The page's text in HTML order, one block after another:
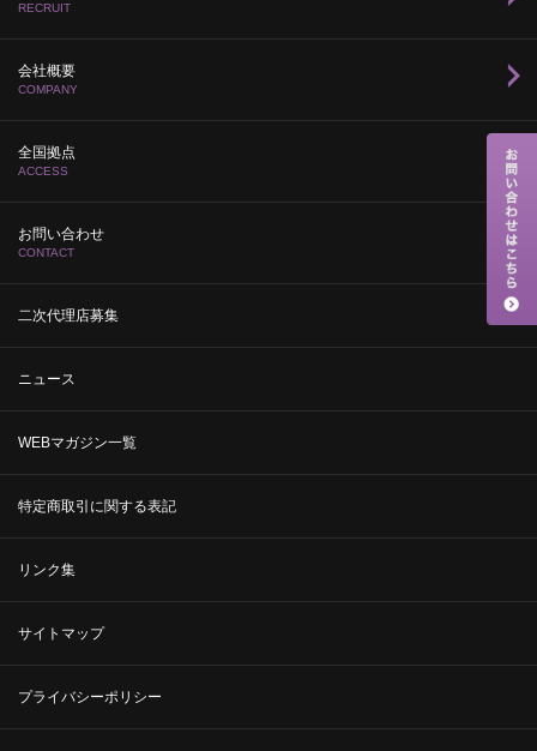
RECRUIT
会社概要
COMPANY
全国拠点
ACCESS
お問い合わせ
CONTACT
二次代理店募集
ニュース
WEBマガジン一覧
特定商取引に関する表記
リンク集
サイトマップ
プライバシーポリシー